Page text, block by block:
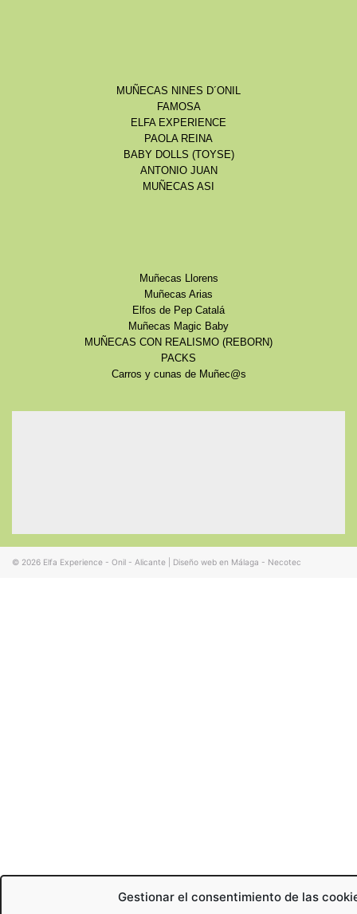
Gestionar el consentimiento de las
MUÑECAS NINES D´ONIL
FAMOSA
ELFA EXPERIENCE
PAOLA REINA
BABY DOLLS (TOYSE)
ANTONIO JUAN
MUÑECAS ASI
Muñecas Llorens
Muñecas Arias
Elfos de Pep Catalá
Muñecas Magic Baby
MUÑECAS CON REALISMO (REBORN)
PACKS
Carros y cunas de Muñec@s
© 2026 Elfa Experience - Onil - Alicante Diseño web en Málaga - Necotec